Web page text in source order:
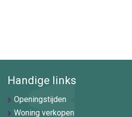
Handige links
Openingstijden
Woning verkopen